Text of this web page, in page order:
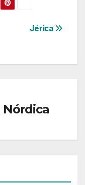
Jérica
Nórdica